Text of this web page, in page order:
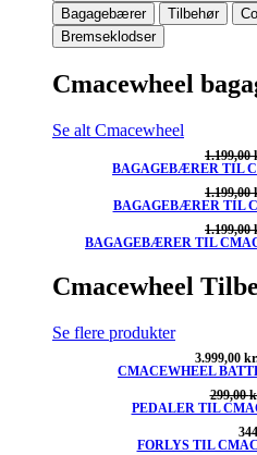
Bagagebærer
Tilbehør
Bremseklodser
Cmacewheel
Se alt Cmacewheel
1.199,00
BAGAGEBÆRER TIL
1.199,00
BAGAGEBÆRER TIL
1.199,00
BAGAGEBÆRER TIL
Cmacewheel
Se flere produkter
3.999,00
CMACEWHEEL
299,00
PEDALER TIL
FORLYS TIL